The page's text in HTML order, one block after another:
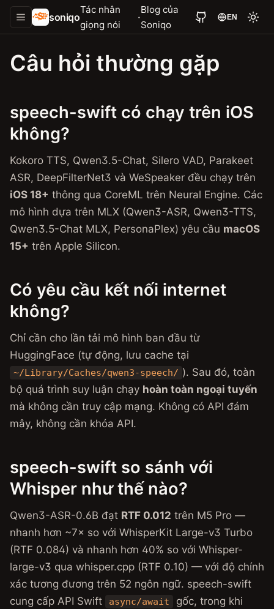
soniqo
Tác nhân
giọng nói
·
Blog của
Soniqo
EN
Câu hỏi thường gặp
speech-swift có chạy trên iOS
không?
Kokoro TTS, Qwen3.5-Chat, Silero VAD, Parakeet
ASR, DeepFilterNet3 và WeSpeaker đều chạy trên
iOS 18+ thông qua CoreML trên Neural Engine. Các
mô hình dựa trên MLX (Qwen3-ASR, Qwen3-TTS,
Qwen3.5-Chat MLX, PersonaPlex) yêu cầu macOS
15+ trên Apple Silicon.
Có yêu cầu kết nối internet
không?
Chỉ cần cho lần tải mô hình ban đầu từ
HuggingFace (tự động, lưu cache tại
~/Library/Caches/qwen3-speech/ ). Sau đó, toàn
bộ quá trình suy luận chạy hoàn toàn ngoại tuyến
mà không cần truy cập mạng. Không có API đám
mây, không cần khóa API.
speech-swift so sánh với
Whisper như thế nào?
Qwen3-ASR-0.6B đạt RTF 0.012 trên M5 Pro —
nhanh hơn ~7× so với WhisperKit Large-v3 Turbo
(RTF 0.084) và nhanh hơn 40% so với Whisper-
large-v3 qua whisper.cpp (RTF 0.10) — với độ chính
xác tương đương trên 52 ngôn ngữ. speech-swift
cung cấp API Swift
async/await
gốc, trong khi